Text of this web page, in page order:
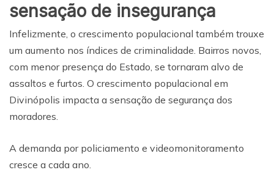
sensação de insegurança
Infelizmente, o crescimento populacional também trouxe
um aumento nos índices de criminalidade. Bairros novos,
com menor presença do Estado, se tornaram alvo de
assaltos e furtos. O crescimento populacional em
Divinópolis impacta a sensação de segurança dos
moradores.
A demanda por policiamento e videomonitoramento
cresce a cada ano.